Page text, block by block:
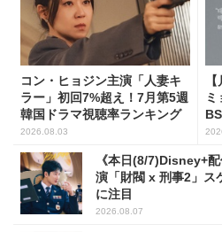
コン・ヒョジン主演「人妻キ
ラー」初回7%超え！7月第5週
韓国ドラマ視聴率ランキング
2026.08.03
《本日(8/7)Disney+
演「財閥 x 刑事2」ス
に注目
2026.08.07